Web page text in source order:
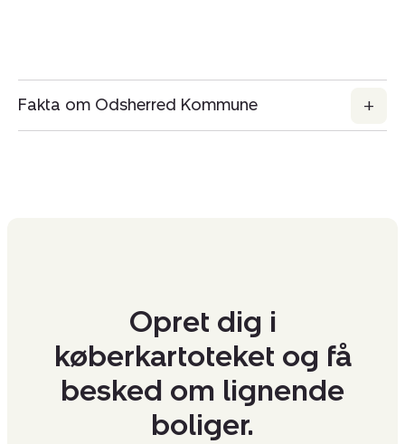
Fakta om Odsherred Kommune
Opret dig i
køberkartoteket og få
besked om lignende
boliger.